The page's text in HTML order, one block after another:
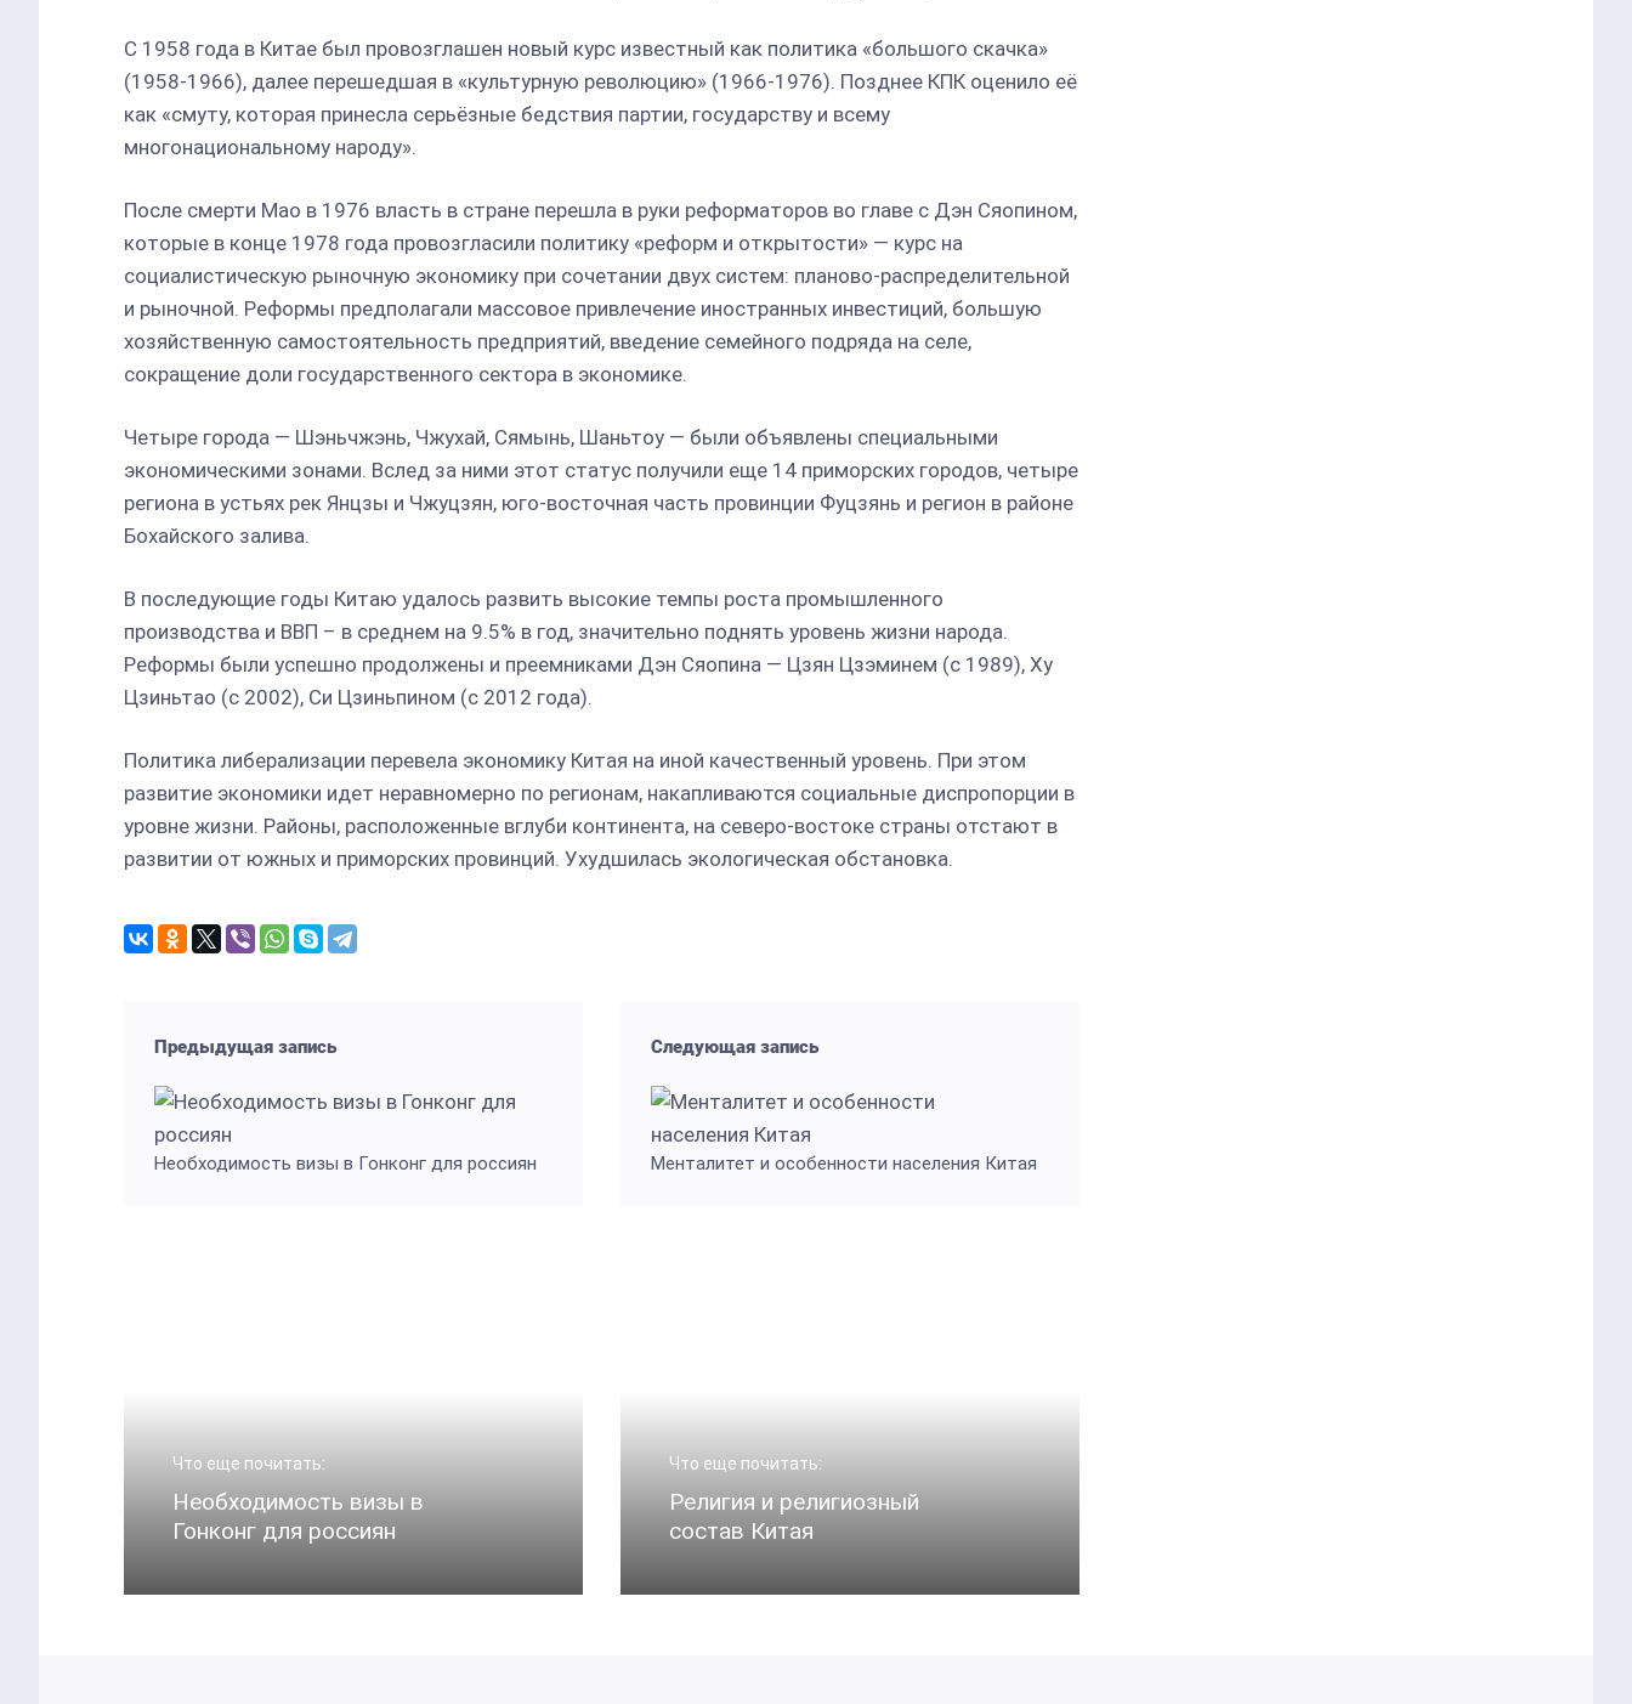
С 1958 года в Китае был провозглашен новый курс известный как политика «большого скачка»
(1958-1966), далее перешедшая в «культурную революцию» (1966-1976). Позднее КПК оценило её
как «смуту, которая принесла серьёзные бедствия партии, государству и всему
многонациональному народу».
После смерти Мао в 1976 власть в стране перешла в руки реформаторов во главе с Дэн Сяопином,
которые в конце 1978 года провозгласили политику «реформ и открытости» — курс на
социалистическую рыночную экономику при сочетании двух систем: планово-распределительной
и рыночной. Реформы предполагали массовое привлечение иностранных инвестиций, большую
хозяйственную самостоятельность предприятий, введение семейного подряда на селе,
сокращение доли государственного сектора в экономике.
Четыре города — Шэньчжэнь, Чжухай, Сямынь, Шаньтоу — были объявлены специальными
экономическими зонами. Вслед за ними этот статус получили еще 14 приморских городов, четыре
региона в устьях рек Янцзы и Чжуцзян, юго-восточная часть провинции Фуцзянь и регион в районе
Бохайского залива.
В последующие годы Китаю удалось развить высокие темпы роста промышленного
производства и ВВП – в среднем на 9.5% в год, значительно поднять уровень жизни народа.
Реформы были успешно продолжены и преемниками Дэн Сяопина — Цзян Цзэминем (с 1989), Ху
Цзиньтао (с 2002), Си Цзиньпином (с 2012 года).
Политика либерализации перевела экономику Китая на иной качественный уровень. При этом
развитие экономики идет неравномерно по регионам, накапливаются социальные диспропорции в
уровне жизни. Районы, расположенные вглуби континента, на северо-востоке страны отстают в
развитии от южных и приморских провинций. Ухудшилась экологическая обстановка.
Предыдущая запись
Необходимость визы в Гонконг для россиян
Следующая запись
Менталитет и особенности населения Китая
Что еще почитать:
Необходимость визы в
Гонконг для россиян
Что еще почитать:
Религия и религиозный
состав Китая